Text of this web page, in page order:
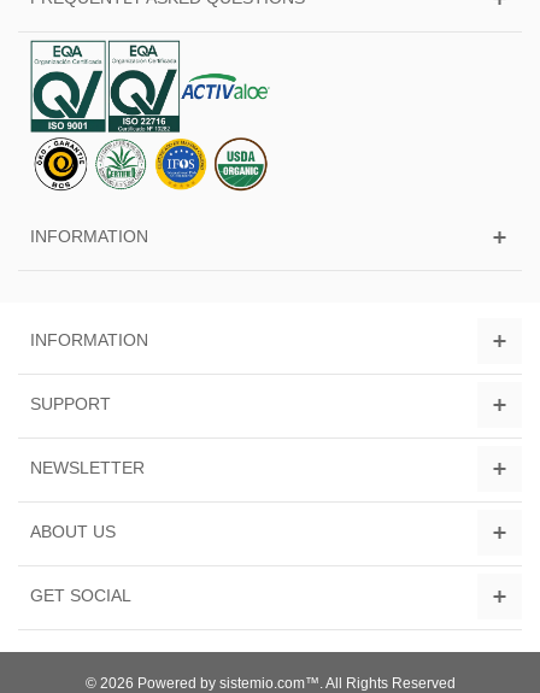
INFORMATION
INFORMATION
SUPPORT
NEWSLETTER
ABOUT US
GET SOCIAL
© 2026 Powered by sistemio.com™. All Rights Reserved